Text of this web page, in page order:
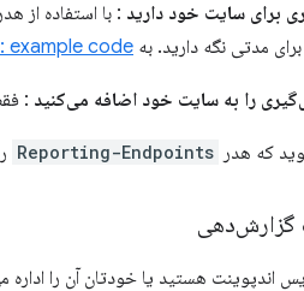
برای سایت خود دارید : با استفاده از
برای مدتی نگه دارید. به example code
را به سایت خود اضافه می‌کنید :
که هدر Reporting-Endpoints
گزارش‌دهی
هستید یا خودتان آن را اداره